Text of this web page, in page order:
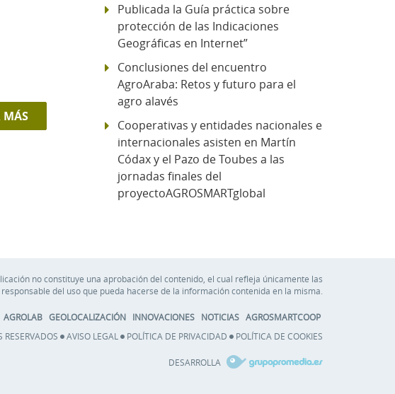
MÁS
Publicada la Guía práctica sobre
protección de las Indicaciones
Geográficas en Internet”
Conclusiones del encuentro
AgroAraba: Retos y futuro para el
agro alavés
Cooperativas y entidades nacionales e
internacionales asisten en Martín
Códax y el Pazo de Toubes a las
jornadas finales del
proyectoAGROSMARTglobal
no constituye una aprobación del contenido, el cual refleja únicamente las
del uso que pueda hacerse de la información contenida en la misma.
AGROLAB GEOLOCALIZACIÓN INNOVACIONES NOTICIAS AGROSMARTCOOP
RESERVADOS AVISO LEGAL POLÍTICA DE PRIVACIDAD POLÍTICA DE COOKIES
DESARROLLA